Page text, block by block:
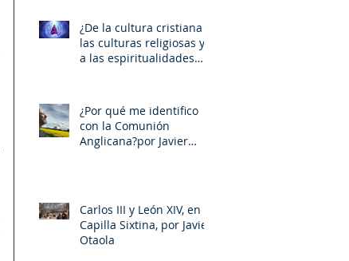
¿De la cultura cristiana a
las culturas religiosas y
a las espiritualidades
¿Por qué me identifico
con la Comunión
Anglicana?por Javier
Carlos III y León XIV, en la
Capilla Sixtina, por Javier
Otaola